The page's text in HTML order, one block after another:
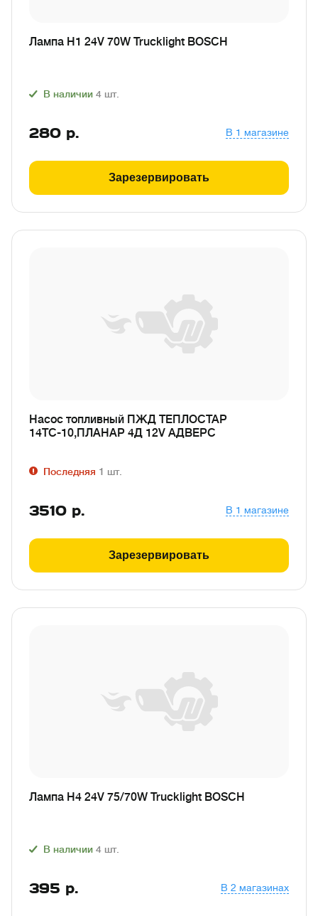
Лампа H1 24V 70W Trucklight BOSCH
В наличии 4 шт.
280 р. В 1 магазине
Зарезервировать
Насос топливный ПЖД ТЕПЛОСТАР
14ТС-10,ПЛАНАР 4Д 12V АДВЕРС
Последняя 1 шт.
3510 р. В 1 магазине
Зарезервировать
Лампа H4 24V 75/70W Trucklight BOSCH
В наличии 4 шт.
395 р. В 2 магазинах